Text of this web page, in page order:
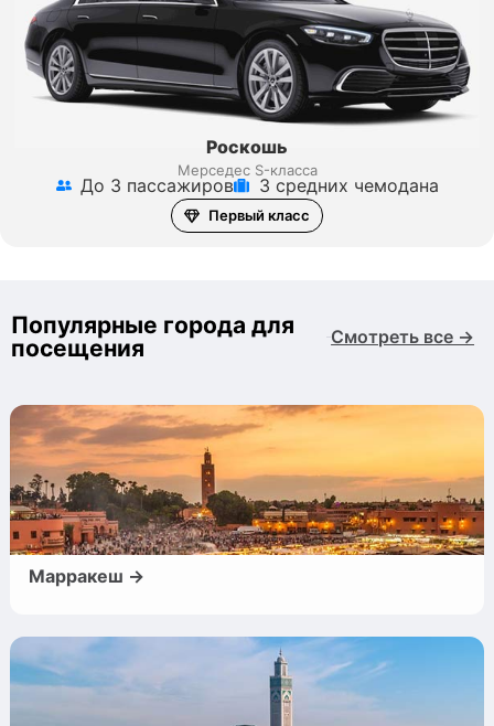
Роскошь
Мерседес S-класса
До 3 пассажиров 3 средних чемодана
Первый класс
Популярные города для
посещения
Смотреть все →
Марракеш →